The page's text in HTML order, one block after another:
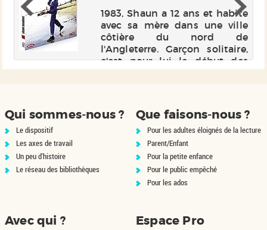
1983, Shaun a 12 ans et habite
avec sa mère dans une ville
côtière du nord de
l'Angleterre. Garçon solitaire,
c'est pour lui le début des
vacances d'été, lorsqu'il
Shaun découvre ...
Qui sommes-nous ?
Le dispositif
Les axes de travail
Un peu d'histoire
Le réseau des bibliothèques
Que faisons-nous ?
Pour les adultes éloignés de la lecture
Parent/Enfant
Pour la petite enfance
Pour le public empêché
Pour les ados
Avec qui ? Espace Pro